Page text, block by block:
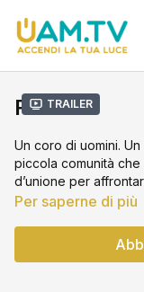
Trailer
Resina
Un coro di uomini.
piccola comunità
d’unione per
di personaggi tinge
intenta a riscoprire
Per saperne di più